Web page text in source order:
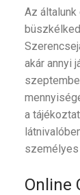
Az
akár annyi
a
Online